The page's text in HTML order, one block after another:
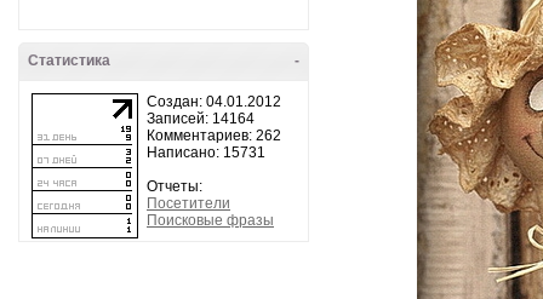
-
Статистика
Создан: 04.01.2012
Записей: 14164
Комментариев: 262
Написано: 15731
Отчеты:
Посетители
Поисковые фразы